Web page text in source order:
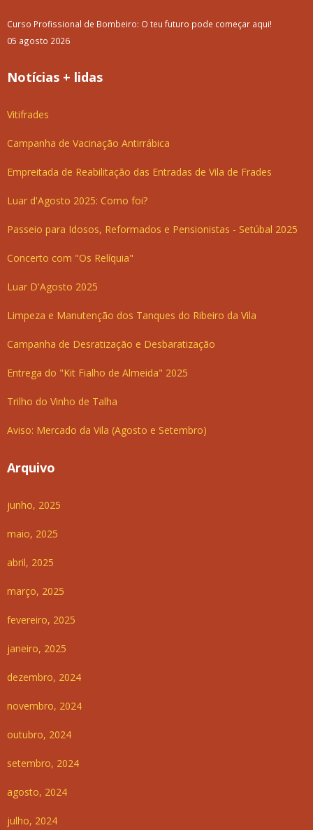
Curso Profissional de Bombeiro: O teu futuro pode começar aqui!
05 agosto 2026
Notícias + lidas
Vitifrades
Campanha de Vacinação Antirrábica
Empreitada de Reabilitação das Entradas de Vila de Frades
Luar d'Agosto 2025: Como foi?
Passeio para Idosos, Reformados e Pensionistas - Setúbal 2025
Concerto com "Os Relíquia"
Luar D'Agosto 2025
Limpeza e Manutenção dos Tanques do Ribeiro da Vila
Campanha de Desratização e Desbaratização
Entrega do "Kit Fialho de Almeida" 2025
Trilho do Vinho de Talha
Aviso: Mercado da Vila (Agosto e Setembro)
Arquivo
junho, 2025
maio, 2025
abril, 2025
março, 2025
fevereiro, 2025
janeiro, 2025
dezembro, 2024
novembro, 2024
outubro, 2024
setembro, 2024
agosto, 2024
julho, 2024